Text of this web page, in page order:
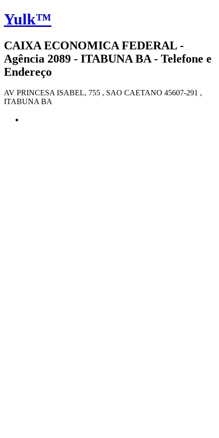
Yulk™
CAIXA ECONOMICA FEDERAL -
Agência 2089 - ITABUNA BA - Telefone e
Endereço
AV PRINCESA ISABEL, 755 , SAO CAETANO 45607-291 ,
ITABUNA BA